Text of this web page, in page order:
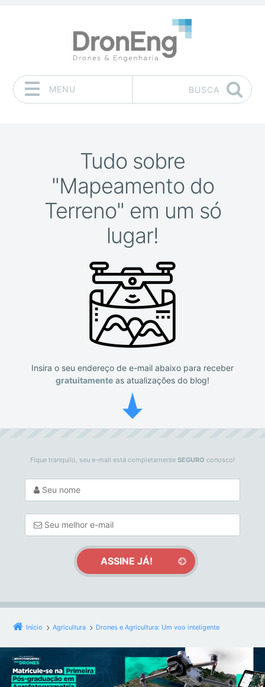
MENU BUSCA
Tudo sobre
"Mapeamento do
Terreno" em um só
lugar!
Insira o seu endereço de e-mail abaixo para receber
gratuitamente as atualizações do blog!
Fique tranquilo, seu e-mail está completamente SEGURO conosco!
Início Agricultura Drones e Agricultura: Um voo inteligente